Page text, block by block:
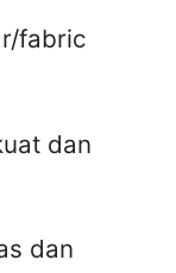
fabric
dan
dan